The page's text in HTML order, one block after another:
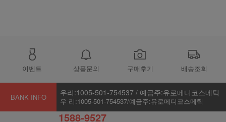
이벤트 상품문의 구매후기 배송조회
BANK INFO 우리:1005-501-754537 / 예금주:유로메디코스메틱
우 리:1005-501-754537/예금주:유로메디코스메틱
1588-9527